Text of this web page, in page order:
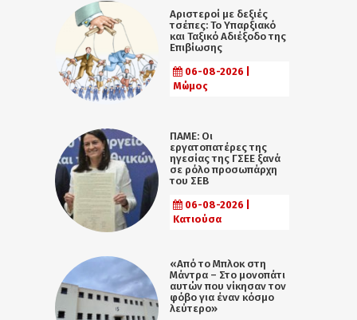
Αριστεροί με δεξιές
τσέπες: Το Υπαρξιακό
και Ταξικό Αδιέξοδο της
Επιβίωσης
06-08-2026 |
Μώμος
ΠΑΜΕ: Οι
εργατοπατέρες της
ηγεσίας της ΓΣΕΕ ξανά
σε ρόλο προσωπάρχη
του ΣΕΒ
06-08-2026 |
Κατιούσα
«Από το Μπλοκ στη
Μάντρα – Στο μονοπάτι
αυτών που νίκησαν τον
φόβο για έναν κόσμο
λεύτερο»